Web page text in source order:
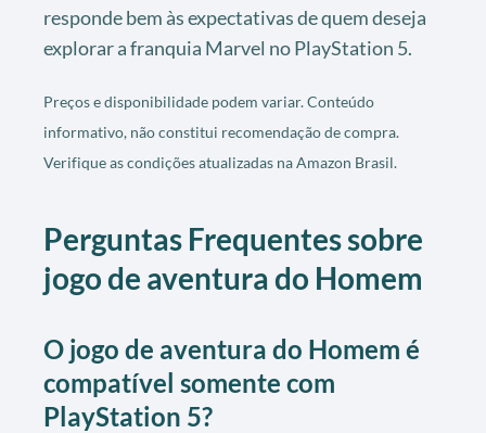
responde bem às expectativas de quem deseja
explorar a franquia Marvel no PlayStation 5.
Preços e disponibilidade podem variar. Conteúdo
informativo, não constitui recomendação de compra.
Verifique as condições atualizadas na Amazon Brasil.
Perguntas Frequentes sobre
jogo de aventura do Homem
O jogo de aventura do Homem é
compatível somente com
PlayStation 5?